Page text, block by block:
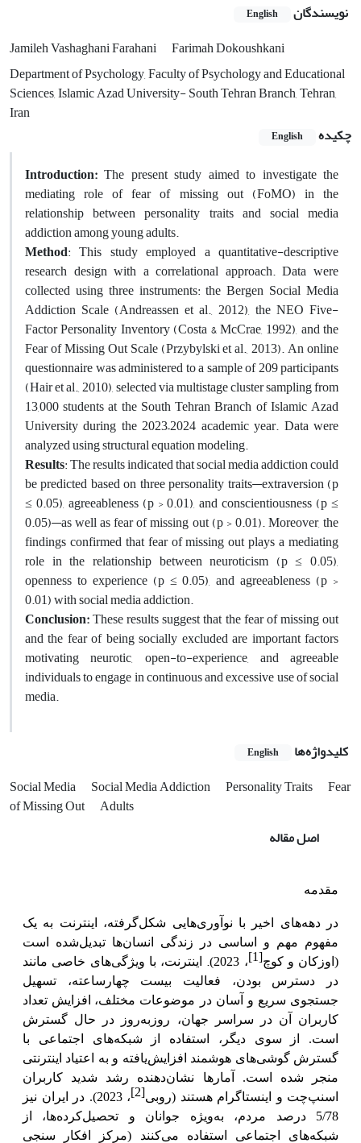
نویسندگان English
Jamileh Vashaghani Farahani
Farimah Dokoushkani
Department of Psychology, Faculty of Psychology and Educational
Sciences, Islamic Azad University- South Tehran Branch, Tehran,
Iran
چکیده
English
Introduction: The present study aimed to investigate the
mediating role of fear of missing out (FoMO) in the
relationship between personality traits and social media
addiction among young adults.
Method: This study employed a quantitative-descriptive
research design with a correlational approach. Data were
collected using three instruments: the Bergen Social Media
Addiction Scale (Andreassen et al., 2012), the NEO Five-
Factor Personality Inventory (Costa & McCrae, 1992), and the
Fear of Missing Out Scale (Przybylski et al., 2013). An online
questionnaire was administered to a sample of 209 participants
(Hair et al., 2010), selected via multistage cluster sampling from
13,000 students at the South Tehran Branch of Islamic Azad
University during the 2023–2024 academic year. Data were
analyzed using structural equation modeling.
Results: The results indicated that social media addiction could
be predicted based on three personality traits—extraversion (p
≤ 0.05), agreeableness (p > 0.01), and conscientiousness (p ≤
0.05)—as well as fear of missing out (p > 0.01). Moreover, the
findings confirmed that fear of missing out plays a mediating
role in the relationship between neuroticism (p ≤ 0.05),
openness to experience (p ≤ 0.05), and agreeableness (p >
0.01) with social media addiction.
Conclusion:These results suggest that the fear of missing out
and the fear of being socially excluded are important factors
motivating neurotic, open-to-experience, and agreeable
individuals to engage in continuous and excessive use of social
media.
کلیدواژه‌ها English
Social Media Social Media Addiction Personality Traits
Fear
of Missing Out Adults
اصل مقاله
مقدمه
در دهه‌های اخیر با نوآوری‌هایی شکل‌گرفته، اینترنت به یک
مفهوم مهم و اساسی در زندگی انسان‌ها تبدیل‌شده است
(اوزکان و کوچ[1]، 2023) . اینترنت، با ویژگی‌های خاصی مانند
در دسترس بودن، فعالیت بیست چهارساعته، تسهیل
جستجوی سریع و آسان در موضوعات مختلف، افزایش تعداد
کاربران آن در سراسر جهان، روزبه‌روز در حال گسترش
است. از سوی دیگر، استفاده از شبکه‌های اجتماعی با
گسترش گوشی‌های هوشمند افزایش‌یافته و به اعتیاد اینترنتی
منجر شده است. آمارها نشان‌دهنده رشد شدید کاربران
اسنپ‌چت و اینستاگرام هستند (روبی[2]
، 2023). در ایران نیز
5/78 درصد مردم، به‌ویژه جوانان و تحصیل‌کرده‌ها، از
شبکه‌های اجتماعی استفاده می‌کنند (مرکز افکار سنجی